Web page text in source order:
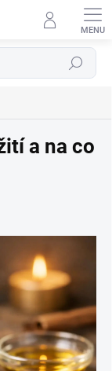
Szukaj
a na co